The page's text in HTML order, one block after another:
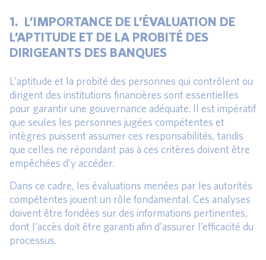
1. L’IMPORTANCE DE L’ÉVALUATION DE
L’APTITUDE ET DE LA PROBITÉ DES
DIRIGEANTS DES BANQUES
L’aptitude et la probité des personnes qui contrôlent ou
dirigent des institutions financières sont essentielles
pour garantir une gouvernance adéquate. Il est impératif
que seules les personnes jugées compétentes et
intègres puissent assumer ces responsabilités, tandis
que celles ne répondant pas à ces critères doivent être
empêchées d’y accéder.
Dans ce cadre, les évaluations menées par les autorités
compétentes jouent un rôle fondamental. Ces analyses
doivent être fondées sur des informations pertinentes,
dont l’accès doit être garanti afin d’assurer l’efficacité du
processus.